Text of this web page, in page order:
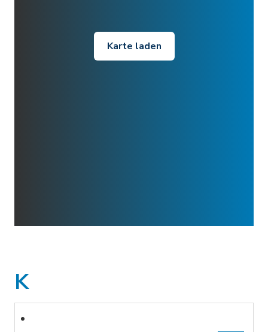
Karte laden
K